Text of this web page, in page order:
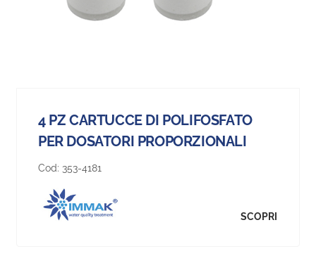
4 PZ CARTUCCE DI POLIFOSFATO
PER DOSATORI PROPORZIONALI
Cod: 353-4181
SCOPRI